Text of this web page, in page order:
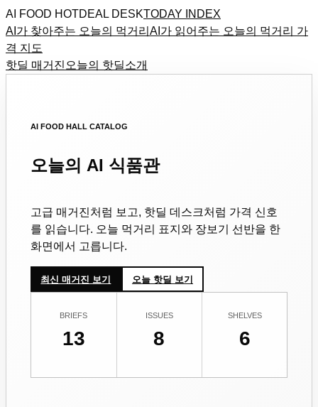
AI FOOD HOTDEAL DESKTODAY INDEX
AI가 찾아주는 오늘의 먹거리 AI가 읽어주는 오늘의 먹거리 가
격 지도
핫딜 매거진 오늘의 핫딜소개
AI FOOD HALL CATALOG
오늘의 AI 식품관
고급 매거진처럼 보고, 핫딜 데스크처럼 가격 신호
를 읽습니다. 오늘 먹거리 표지와 장보기 선반을 한
화면에서 고릅니다.
최신 매거진 보기 오늘 핫딜 보기
BRIEFS
13
ISSUES
8
SHELVES
6